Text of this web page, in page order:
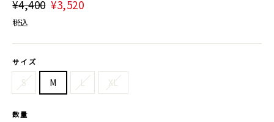
通
常
価
格
¥4,400 割
格
¥3,520
税込
サイズ
S M L XL
数量